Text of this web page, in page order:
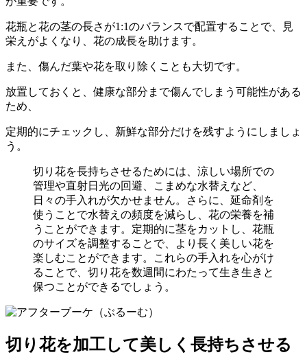
花瓶と花の茎の長さが1:1のバランスで配置することで、見
栄えがよくなり、花の成長を助けます。
また、傷んだ葉や花を取り除くことも大切です。
放置しておくと、健康な部分まで傷んでしまう可能性がある
ため、
定期的にチェックし、新鮮な部分だけを残すようにしましょ
う。
切り花を長持ちさせるためには、涼しい場所での
管理や直射日光の回避、こまめな水替えなど、
日々の手入れが欠かせません。さらに、延命剤を
使うことで水替えの頻度を減らし、花の栄養を補
うことができます。定期的に茎をカットし、花瓶
のサイズを調整することで、より長く美しい花を
楽しむことができます。これらの手入れを心がけ
ることで、切り花を数週間にわたって生き生きと
保つことができるでしょう。
切り花を加工して美しく長持ちさせる